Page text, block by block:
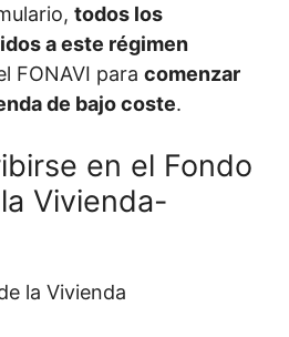
todos los
a este régimen
FONAVI para comenzar
de bajo coste.
en el Fondo
Vivienda-